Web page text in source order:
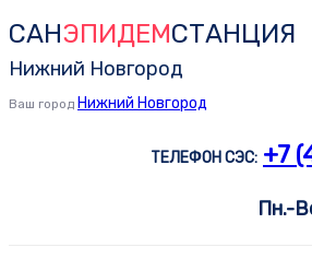
Skip
links
Skip
to
primary
САНЭПИДЕМСТАНЦИЯ
Нижний Новгород
Ваш город Нижний Новгород
ТЕЛЕФОН СЭС: +7
Пн.-